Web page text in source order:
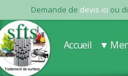
Demande de devis ici ou
Accueil ▼